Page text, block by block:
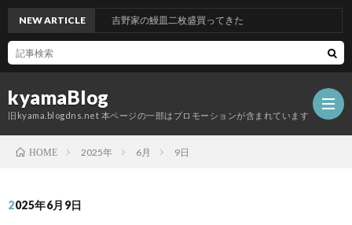
kyamaBlog
旧kyama.blogdns.net 本ページの一部はプロモーションが含まれています
NEW ARTICLE 吉野家の鰻皿二枚盛買ってきた
HOME 2025年 6月 9日
2025年6月9日